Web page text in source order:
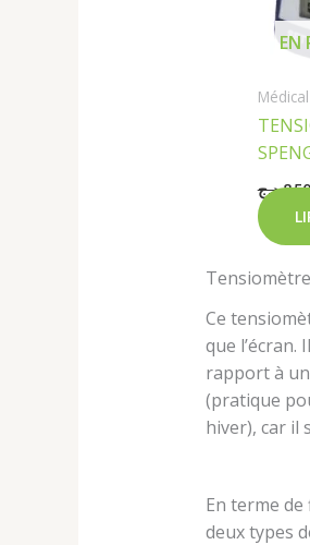
EN
Médical
8 د.ج
Ce
que
rapport à
(pratique
hiver), car il
En terme
deux types